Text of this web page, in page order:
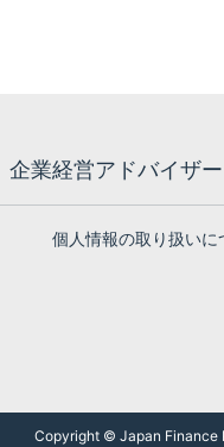
企業経営アドバイザー
個人情報の取り扱いに
Copyright © Japan Finance